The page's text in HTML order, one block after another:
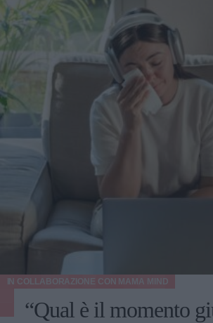
“Qual è il momento
IN COLLABORAZIONE CON MAMA MIND